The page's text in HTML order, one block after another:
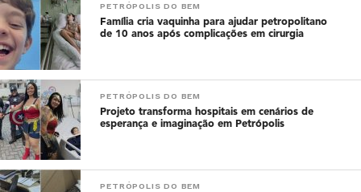
PETRÓPOLIS DO BEM
Família cria vaquinha para ajudar petropolitano
de 10 anos após complicações em cirurgia
PETRÓPOLIS DO BEM
Projeto transforma hospitais em cenários de
esperança e imaginação em Petrópolis
PETRÓPOLIS DO BEM